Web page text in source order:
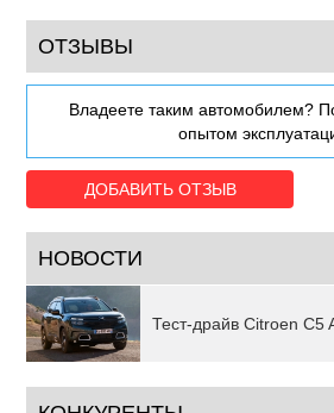
ОТЗЫВЫ
Владеете таким автомобилем?
опытом
ДОБАВИТЬ ОТЗЫВ
НОВОСТИ
Тест-драйв Citroen